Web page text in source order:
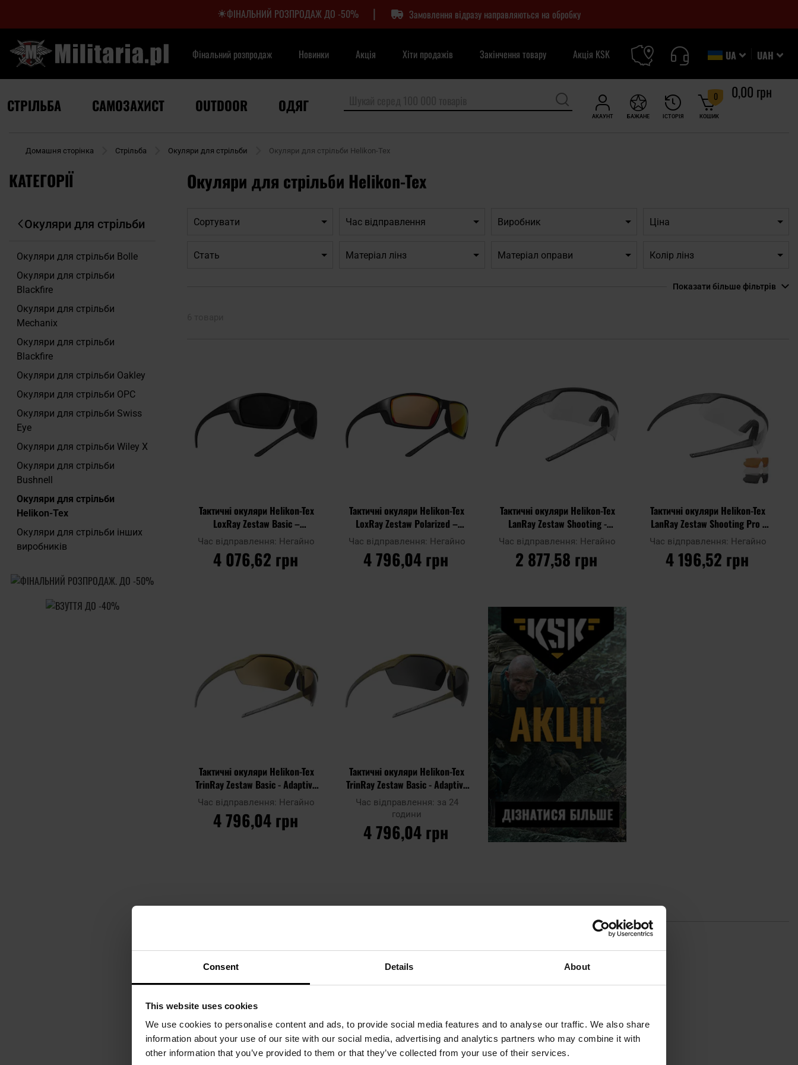
Consent Details About
This website uses cookies
We use cookies to personalise content and ads, to provide social media features and to analyse our traffic. We also share
information about your use of our site with our social media, advertising and analytics partners who may combine it with
other information that you’ve provided to them or that they’ve collected from your use of their services.
ФІНАЛЬНИЙ РОЗПРОДАЖ ДО -50% | Замовлення відразу направляються на обробку
UAH
UA
Фінальний розпродаж Новинки Акція Хіти продажів Закінчення товару Акція KSK
АКАУНТ ІСТОРІЯ
БАЖАНЕ КОШИК
0 0,00 грн
СТРІЛЬБА САМОЗАХИСТ OUTDOOR ОДЯГ
Домашня сторінка Стрільба Окуляри для стрільби Окуляри для стрільби Helikon-Tex
Окуляри для стрільби Helikon-Tex
КАТЕГОРІЇ
Окуляри для стрільби
Окуляри для стрільби Bolle
Окуляри для стрільби
Blackfire
Окуляри для стрільби
Mechanix
Окуляри для стрільби
Blackfire
Окуляри для стрільби Oakley
Окуляри для стрільби OPC
Окуляри для стрільби Swiss
Eye
Окуляри для стрільби Wiley X
Окуляри для стрільби
Bushnell
Окуляри для стрільби
Helikon-Tex
Окуляри для стрільби інших
виробників
Сортувати Час відправлення Виробник Ціна
Cтать Матеріал лінз Матеріал оправи Колір лінз
Показати більше фільтрів
Тактичні окуляри Helikon-Tex
LoxRay Zestaw Basic –
Black/Smoked
Час відправлення: Негайно
4 076,62 грн
Тактичні окуляри Helikon-Tex
LoxRay Zestaw Polarized –
Black/Orange Revo
Час відправлення: Негайно
4 796,04 грн
Тактичні окуляри Helikon-Tex
LanRay Zestaw Shooting -
Black/Clear
Час відправлення: Негайно
2 877,58 грн
порівняння
Тактичні окуляри Helikon-Tex
LanRay Zestaw Shooting Pro -
Black/Clear
Час відправлення: Негайно
4 196,52 грн
Тактичні окуляри Helikon-Tex
TrinRay Zestaw Basic - Adaptive
Green/Brown
Час відправлення: Негайно
4 796,04 грн
списку
уподобань
Тактичні окуляри Helikon-Tex
TrinRay Zestaw Basic - Adaptive
Green/Smoked
Час відправлення: за 24
години
4 796,04 грн
Показувати на кожній сторінц
ОСТАННІ ВІДГУКИ